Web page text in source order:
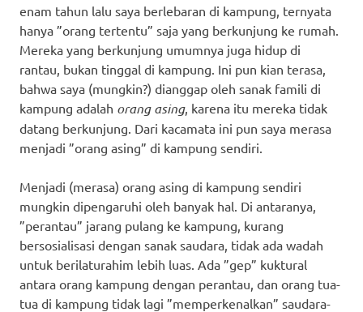
enam tahun lalu saya berlebaran di kampung, ternyata
hanya ”orang tertentu” saja yang berkunjung ke rumah.
Mereka yang berkunjung umumnya juga hidup di
rantau, bukan tinggal di kampung. Ini pun kian terasa,
bahwa saya (mungkin?) dianggap oleh sanak famili di
kampung adalah orang asing, karena itu mereka tidak
datang berkunjung. Dari kacamata ini pun saya merasa
menjadi ”orang asing” di kampung sendiri.
Menjadi (merasa) orang asing di kampung sendiri
mungkin dipengaruhi oleh banyak hal. Di antaranya,
”perantau” jarang pulang ke kampung, kurang
bersosialisasi dengan sanak saudara, tidak ada wadah
untuk berilaturahim lebih luas. Ada ”gep” kuktural
antara orang kampung dengan perantau, dan orang tua-
tua di kampung tidak lagi ”memperkenalkan” saudara-